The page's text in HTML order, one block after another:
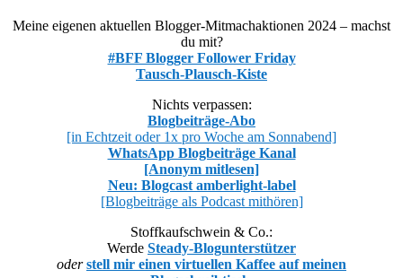
Meine eigenen aktuellen Blogger-Mitmachaktionen 2024 – machst
du mit?
#BFF Blogger Follower Friday
Tausch-Plausch-Kiste
Nichts verpassen:
Blogbeiträge-Abo
[in Echtzeit oder 1x pro Woche am Sonnabend]
WhatsApp Blogbeiträge Kanal
[Anonym mitlesen]
Neu: Blogcast amberlight-label
[Blogbeiträge als Podcast mithören]
Stoffkaufschwein & Co.:
Werde Steady-Blogunterstützer
oder stell mir einen virtuellen Kaffee auf meinen